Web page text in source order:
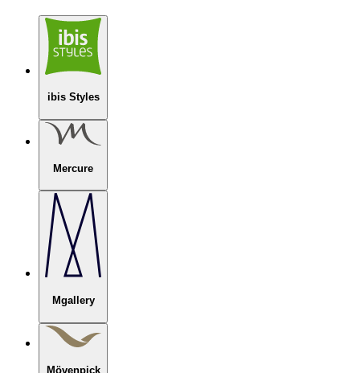
ibis Styles
Mercure
Mgallery
Mövenpick